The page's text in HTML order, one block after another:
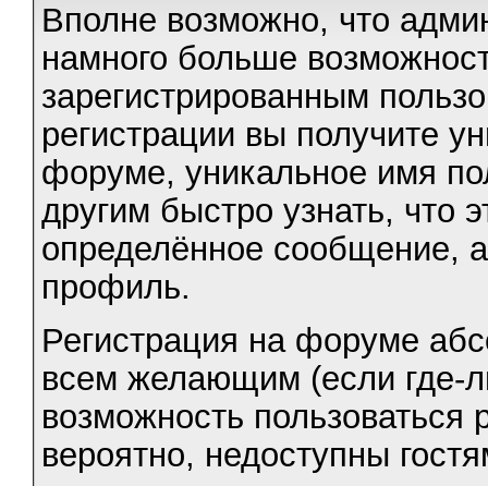
Вполне возможно, что
намного больше
зарегистрированным
регистрации вы получите
форуме, уникальное имя
другим быстро узнать, что
определённое сообщение,
профиль.
Регистрация на форуме
всем желающим (если где-
возможность
вероятно, недоступны